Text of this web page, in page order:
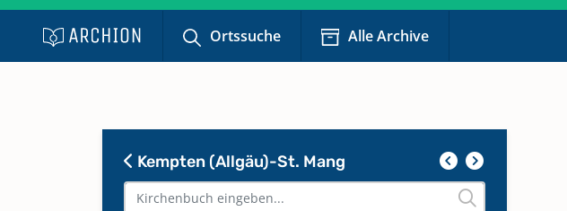
Ortssuche Alle Archive
Kempten (Allgäu)-St. Mang
Kommunikanten 1850-1915
Keine verfügbaren Digitalisate
Kommunikanten; Proklamationen